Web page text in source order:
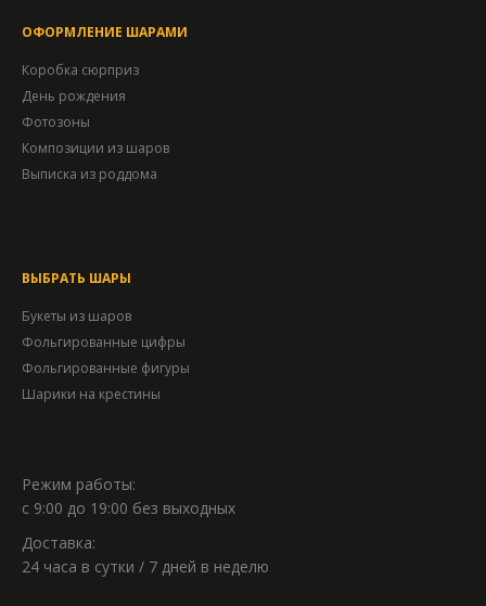
ОФОРМЛЕНИЕ ШАРАМИ
Коробка сюрприз
День рождения
Фотозоны
Композиции из шаров
Выписка из роддома
ВЫБРАТЬ ШАРЫ
Букеты из шаров
Фольгированные цифры
Фольгированные фигуры
Шарики на крестины
Режим работы:
с 9:00 до 19:00 без выходных
Доставка:
24 часа в сутки / 7 дней в неделю